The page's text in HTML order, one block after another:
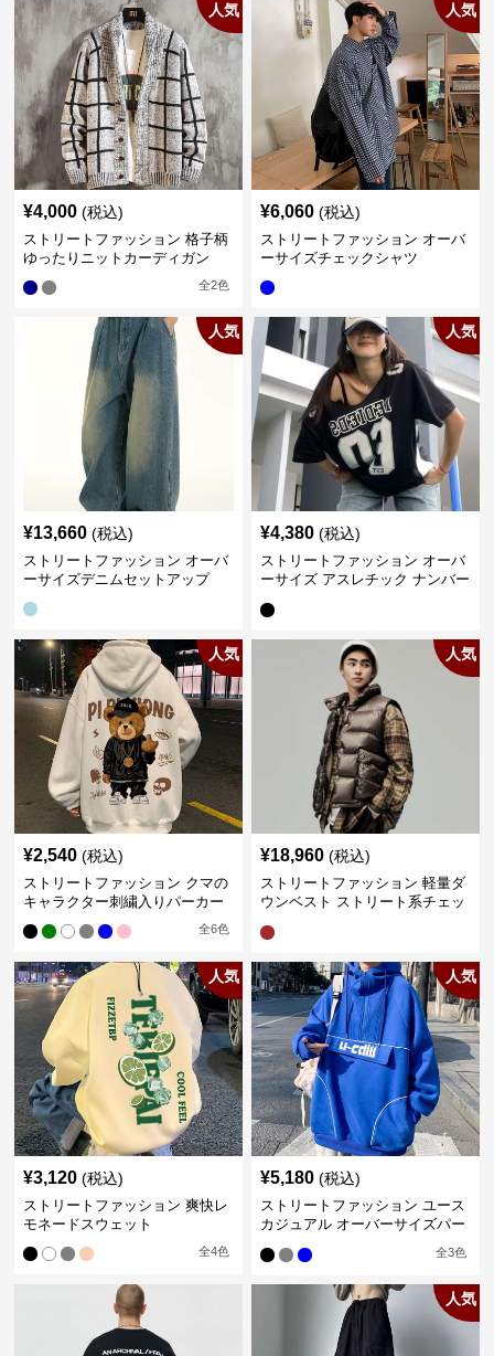
人気
¥4,000 (税込)
ストリートファッション 格子柄
ゆったりニットカーディガン
全2色
人気
¥6,060 (税込)
ストリートファッション オーバ
ーサイズチェックシャツ
人気
¥13,660 (税込)
ストリートファッション オーバ
ーサイズデニムセットアップ
人気
¥4,380 (税込)
ストリートファッション オーバ
ーサイズ アスレチック ナンバー
人気
¥2,540 (税込)
ストリートファッション クマの
キャラクター刺繍入りパーカー
全6色
人気
¥18,960 (税込)
ストリートファッション 軽量ダ
ウンベスト ストリート系チェッ
人気
¥3,120 (税込)
ストリートファッション 爽快レ
モネードスウェット
全4色
人気
¥5,180 (税込)
ストリートファッション ユース
カジュアル オーバーサイズパー
全3色
人気